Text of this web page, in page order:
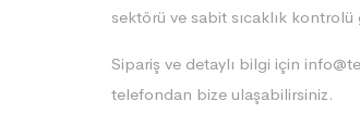
sektörü ve sabit sıcaklık
Sipariş ve detaylı bilgi için
telefondan bize ulaşabilirsiniz.